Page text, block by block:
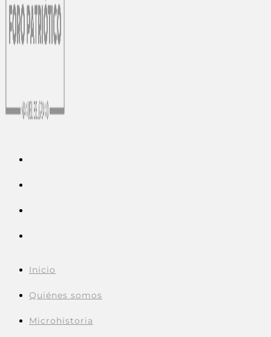
Inicio
Quiénes somos
Microhistoria